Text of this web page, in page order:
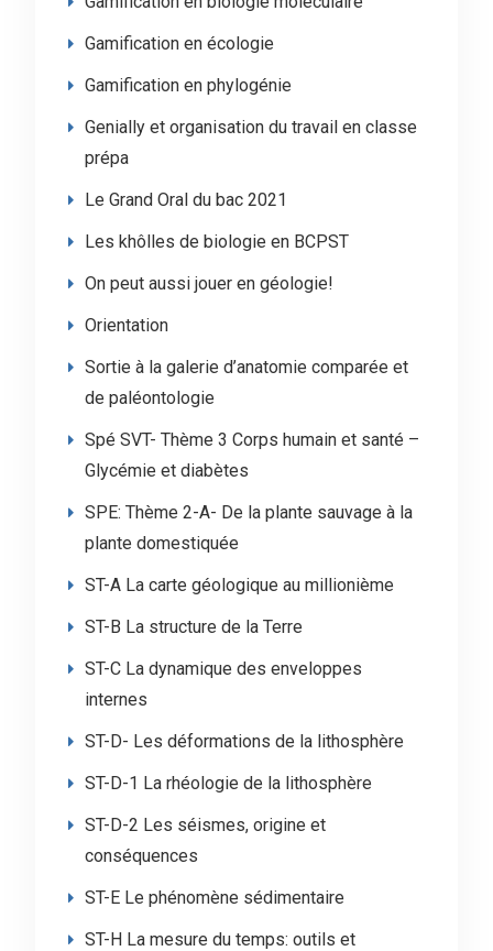
Gamification en écologie
Gamification en phylogénie
Genially et organisation du travail en classe
prépa
Le Grand Oral du bac 2021
Les khôlles de biologie en BCPST
On peut aussi jouer en géologie!
Orientation
Sortie à la galerie d’anatomie comparée et
de paléontologie
Spé SVT- Thème 3 Corps humain et santé –
Glycémie et diabètes
SPE: Thème 2-A- De la plante sauvage à la
plante domestiquée
ST-A La carte géologique au millionième
ST-B La structure de la Terre
ST-C La dynamique des enveloppes
internes
ST-D- Les déformations de la lithosphère
ST-D-1 La rhéologie de la lithosphère
ST-D-2 Les séismes, origine et
conséquences
ST-E Le phénomène sédimentaire
ST-H La mesure du temps: outils et